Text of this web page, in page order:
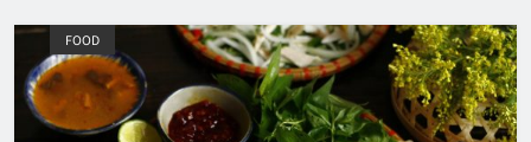
FOOD